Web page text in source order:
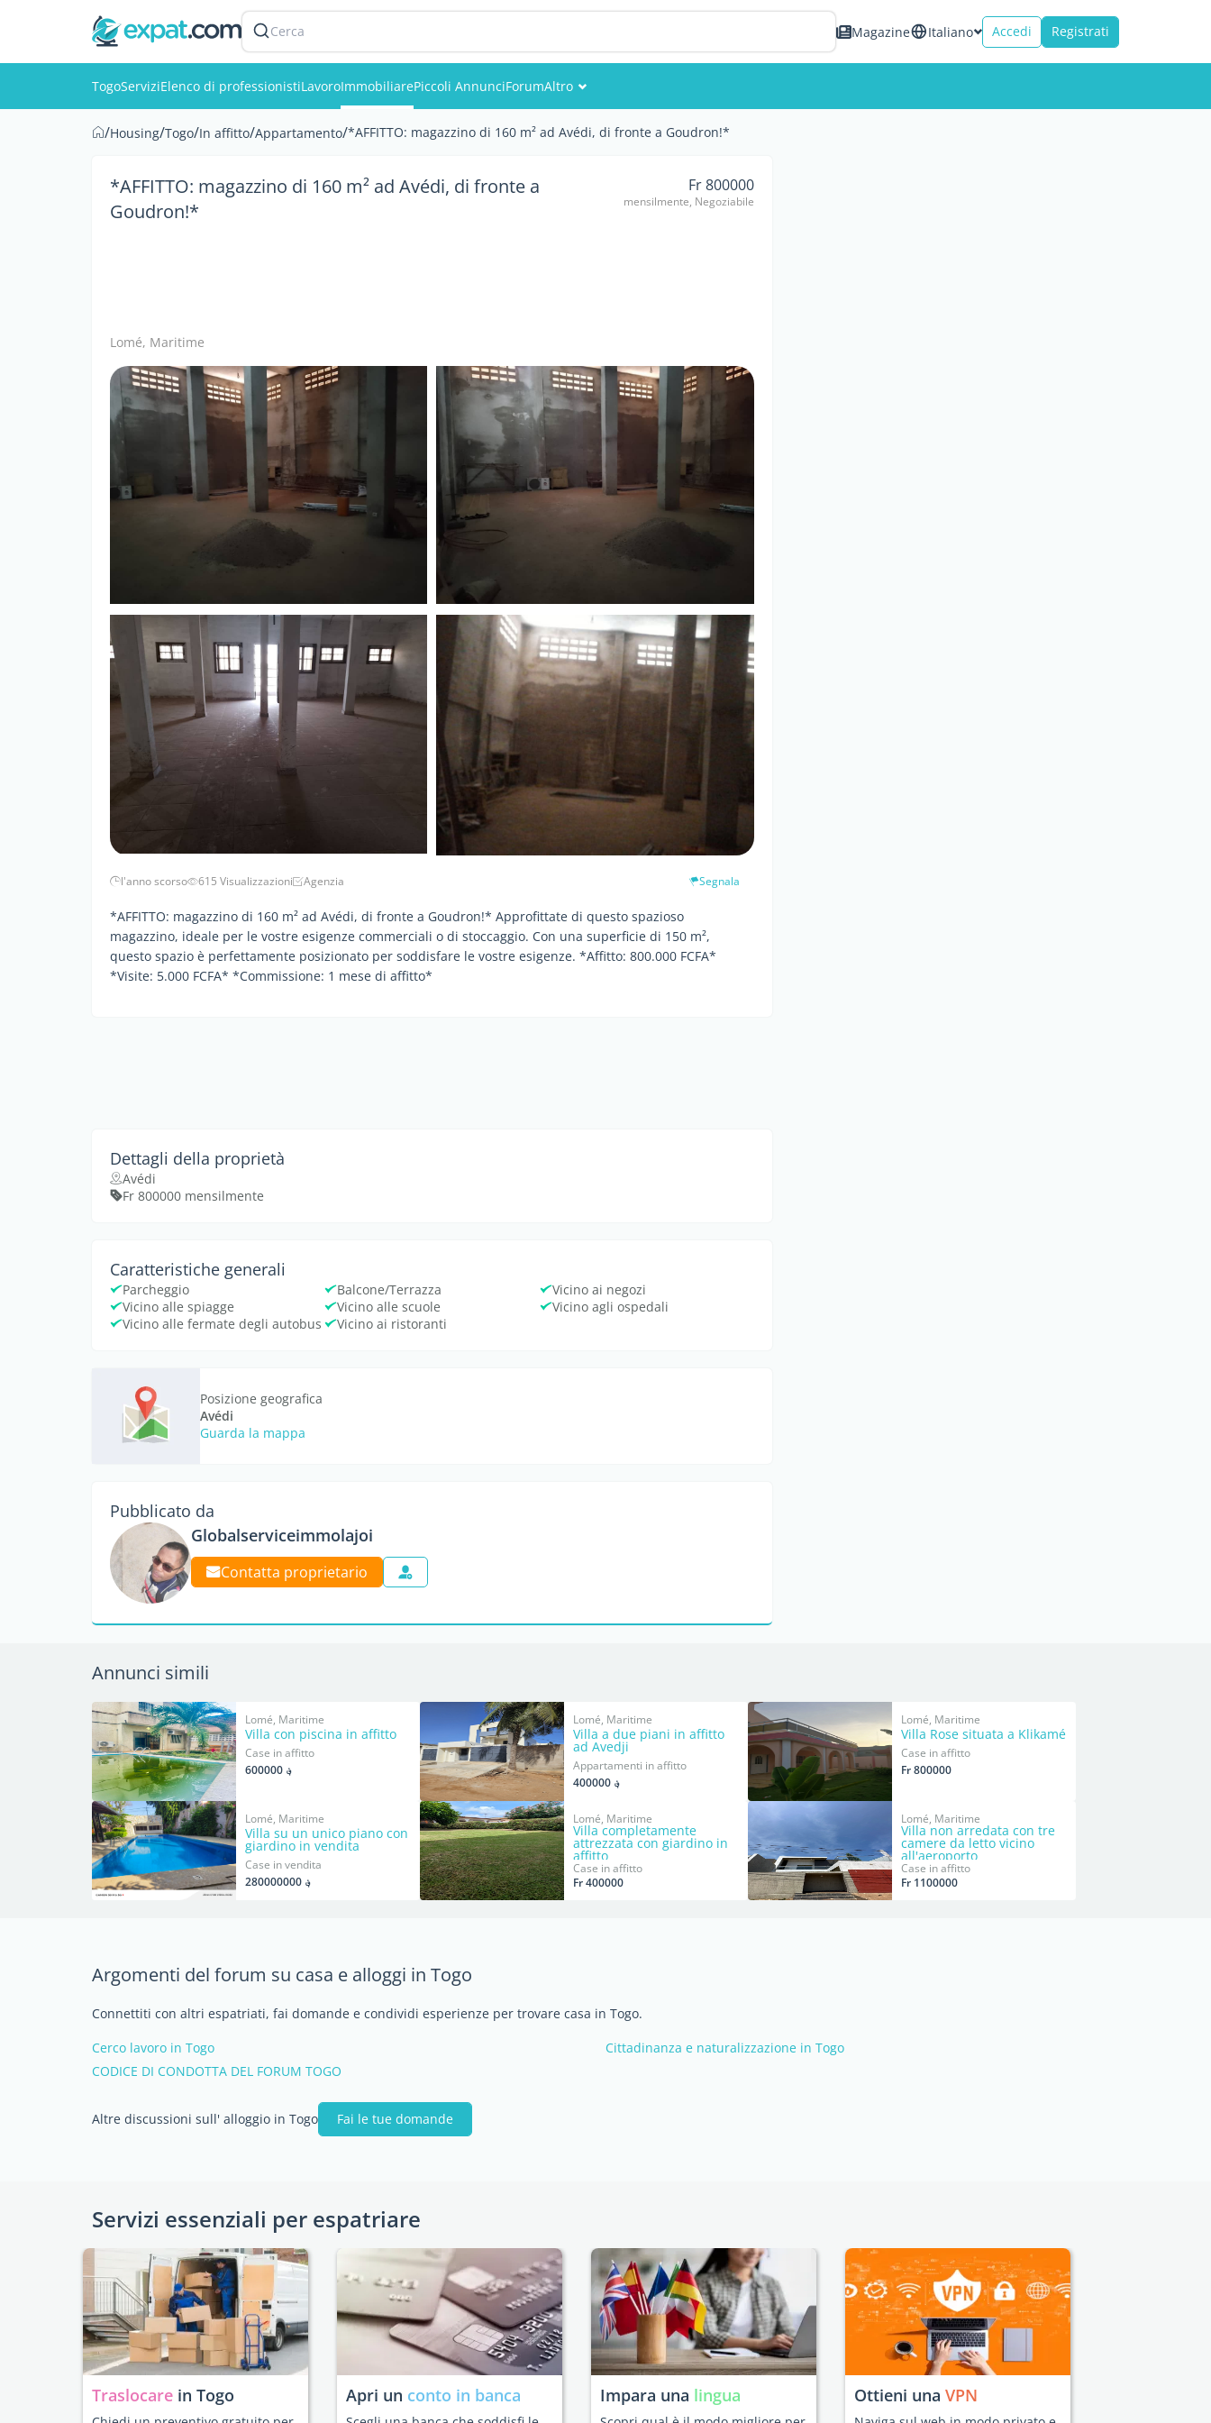
Cerca Magazine Italiano Accedi Registrati
TogoServiziElenco di professionistiLavoroImmobiliarePiccoli AnnunciForumAltro
Eventi
/Housing/Togo/In affitto/Appartamento/*AFFITTO: magazzino di 160 m² ad Avédi, di fronte a Goudron!*
*AFFITTO: magazzino di 160 m² ad Avédi, di fronte a
Goudron!*
Lomé, Maritime
Fr 800000
mensilmente, Negoziabile
l'anno scorso 615 Visualizzazioni Agenzia Segnala
*AFFITTO: magazzino di 160 m² ad Avédi, di fronte a Goudron!* Approfittate di questo spazioso
magazzino, ideale per le vostre esigenze commerciali o di stoccaggio. Con una superficie di 150 m²,
questo spazio è perfettamente posizionato per soddisfare le vostre esigenze. *Affitto: 800.000 FCFA*
*Visite: 5.000 FCFA* *Commissione: 1 mese di affitto*
Dettagli della proprietà
Avédi
Fr 800000 mensilmente
Caratteristiche generali
Parcheggio Balcone/Terrazza
Vicino ai negozi
Vicino alle spiagge
Vicino alle scuole
Vicino agli ospedali
Vicino alle fermate degli autobus
Vicino ai ristoranti
Posizione geografica
Avédi
Guarda la mappa
Pubblicato da
Globalserviceimmolajoi
Contatta proprietario
Annunci simili
Lomé, Maritime
Villa con piscina in affitto
Case in affitto
؋ 600000
Lomé, Maritime
Villa a due piani in affitto
ad Avedji
Appartamenti in affitto
؋ 400000
Lomé, Maritime
Villa Rose situata a Klikamé
Case in affitto
Fr 800000
Lomé, Maritime
Villa su un unico piano con
giardino in vendita
Case in vendita
؋ 280000000
Lomé, Maritime
Villa completamente
attrezzata con giardino in
affitto
Case in affitto
Fr 400000
Lomé, Maritime
Villa non arredata con tre
camere da letto vicino
all'aeroporto
Case in affitto
Fr 1100000
Argomenti del forum su casa e alloggi in Togo
Connettiti con altri espatriati, fai domande e condividi esperienze per trovare casa in Togo.
Cerco lavoro in Togo
Cittadinanza e naturalizzazione in Togo
CODICE DI CONDOTTA DEL FORUM TOGO
Altre discussioni sull' alloggio in Togo Fai le tue domande
Servizi essenziali per espatriare
Traslocare in Togo Apri un conto in banca Impara una lingua Ottieni una VPN